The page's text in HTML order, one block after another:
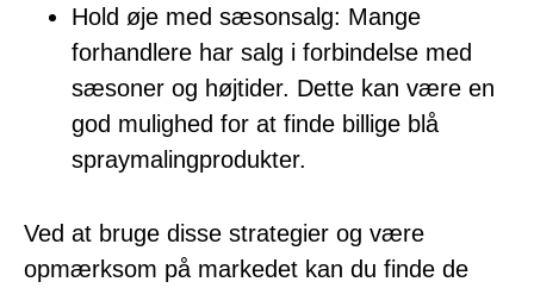
Hold øje med sæsonsalg: Mange
forhandlere har salg i forbindelse med
sæsoner og højtider. Dette kan være en
god mulighed for at finde billige blå
spraymalingprodukter.
Ved at bruge disse strategier og være
opmærksom på markedet kan du finde de